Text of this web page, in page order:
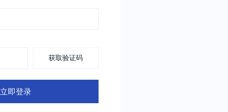
获取验证码
立即登录